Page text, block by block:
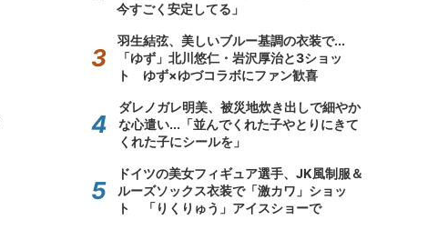
今すごく安定してる」
羽生結弦、美しいブルー基調の衣装で...
「ゆず」北川悠仁・岩沢厚治と3ショッ
ト ゆず×ゆづコラボにファン歓喜
ダレノガレ明美、被災地炊き出しで細やか
な心遣い...「並んでくれた子やとりにきて
くれた子にシールを」
ドイツの美女フィギュア選手、JK風制服＆
ルーズソックス衣装で「激カワ」ショッ
ト 「りくりゅう」アイスショーで